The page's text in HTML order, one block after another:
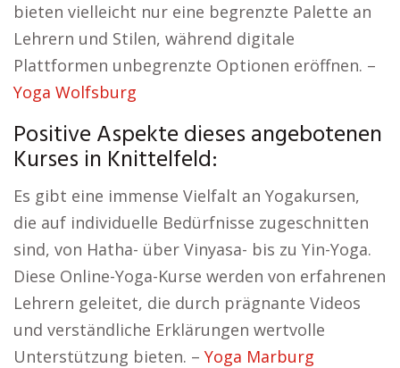
bieten vielleicht nur eine begrenzte Palette an
Lehrern und Stilen, während digitale
Plattformen unbegrenzte Optionen eröffnen. –
Yoga Wolfsburg
Positive Aspekte dieses angebotenen
Kurses in Knittelfeld:
Es gibt eine immense Vielfalt an Yogakursen,
die auf individuelle Bedürfnisse zugeschnitten
sind, von Hatha- über Vinyasa- bis zu Yin-Yoga.
Diese Online-Yoga-Kurse werden von erfahrenen
Lehrern geleitet, die durch prägnante Videos
und verständliche Erklärungen wertvolle
Unterstützung bieten. – Yoga Marburg